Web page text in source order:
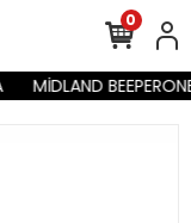
MİDLAND
0